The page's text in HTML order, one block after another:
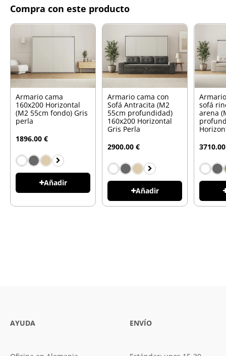
Compra con este producto
Armario cama
160x200 Horizontal
(M2 55cm fondo) Gris
perla
1896.00 €
Añadir
Armario cama con
Sofá Antracita (M2
55cm profundidad)
160x200 Horizontal
Gris Perla
2900.00 €
Añadir
sofá
arena
AYUDA ENVÍO